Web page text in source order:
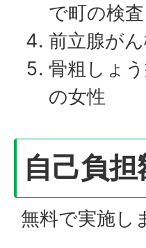
で町の検
前立腺
骨粗しょ
の女性
自己負担
無料で実施し